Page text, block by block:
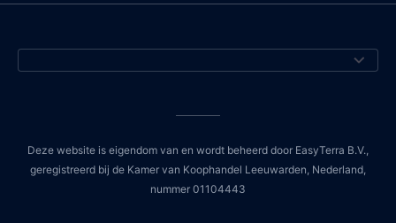
Deze website is eigendom van en wordt beheerd door EasyTerra B.V.,
geregistreerd bij de Kamer van Koophandel Leeuwarden, Nederland,
nummer 01104443